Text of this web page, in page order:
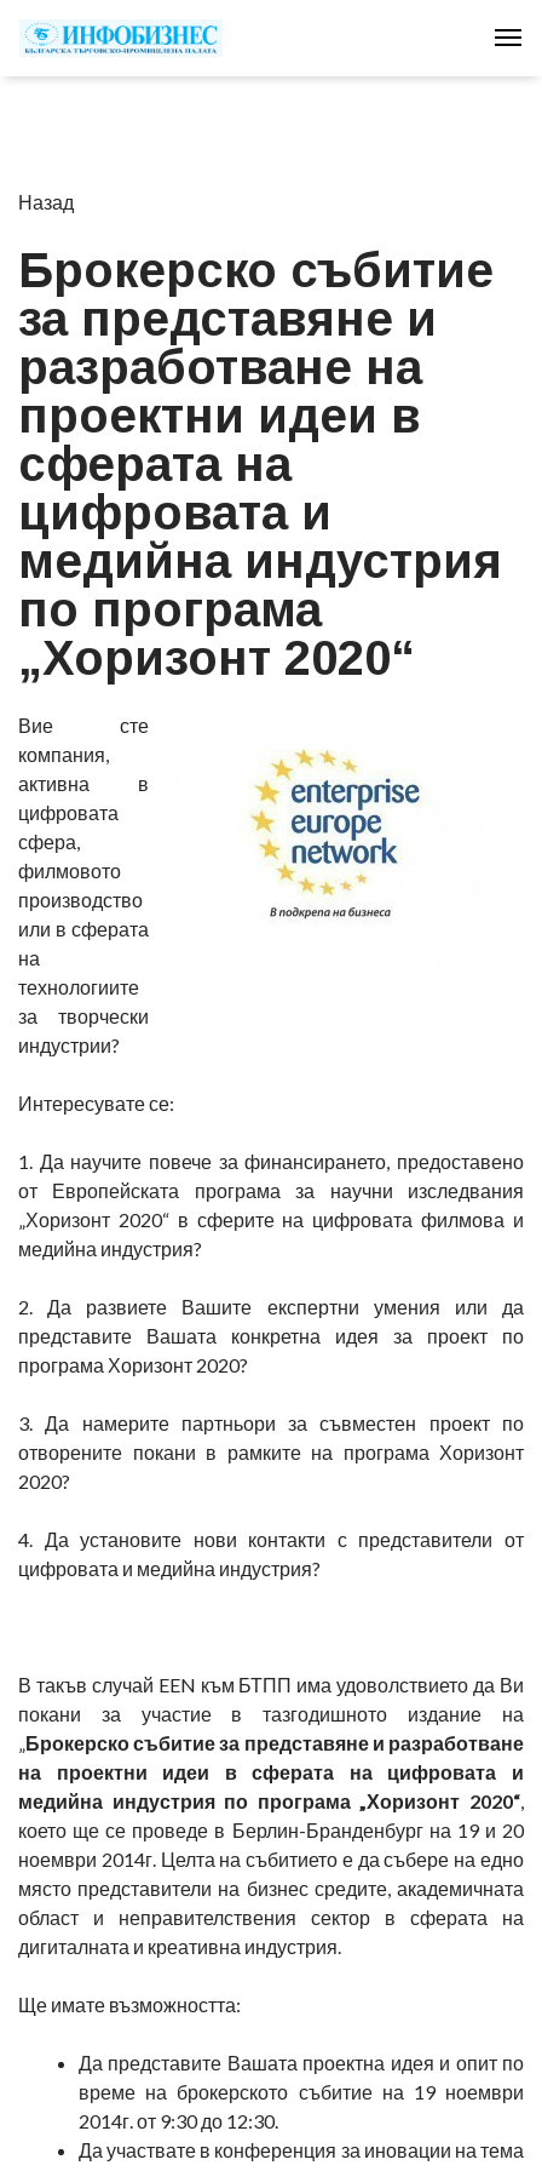
Назад
Брокерско събитие
за представяне и
разработване на
проектни идеи в
сферата на
цифровата и
медийна индустрия
по програма
„Хоризонт 2020“
Вие сте
компания,
активна в
цифровата
сфера,
филмовото
производство
или в сферата
на
технологиите
за творчески
индустрии?
Интересувате се:
1. Да научите повече за финансирането, предоставено
от Европейската програма за научни изследвания
„Хоризонт 2020“ в сферите на цифровата филмова и
медийна индустрия?
2. Да развиете Вашите експертни умения или да
представите Вашата конкретна идея за проект по
програма Хоризонт 2020?
3. Да намерите партньори за съвместен проект по
отворените покани в рамките на програма Хоризонт
2020?
4. Да установите нови контакти с представители от
цифровата и медийна индустрия?
В такъв случай EEN към БТПП има удоволствието да Ви
покани за участие в тазгодишното издание на
„Брокерско събитие за представяне и разработване
на проектни идеи в сферата на цифровата и
медийна индустрия по програма „Хоризонт 2020“,
което ще се проведе в Берлин-Бранденбург на 19 и 20
ноември 2014г. Целта на събитието е да събере на едно
място представители на бизнес средите, академичната
област и неправителствения сектор в сферата на
дигиталната и креативна индустрия.
Ще имате възможността:
Да представите Вашата проектна идея и опит по
време на брокерското събитие на 19 ноември
2014г. от 9:30 до 12:30.
Да участвате в конференция за иновации на тема